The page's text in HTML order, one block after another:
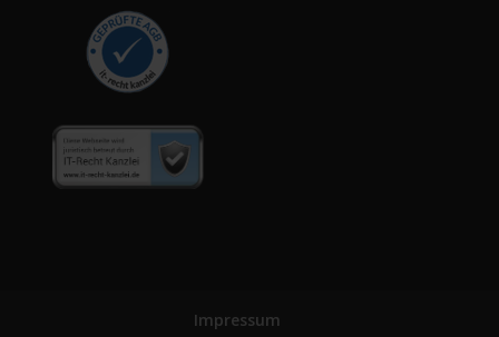
Impressum